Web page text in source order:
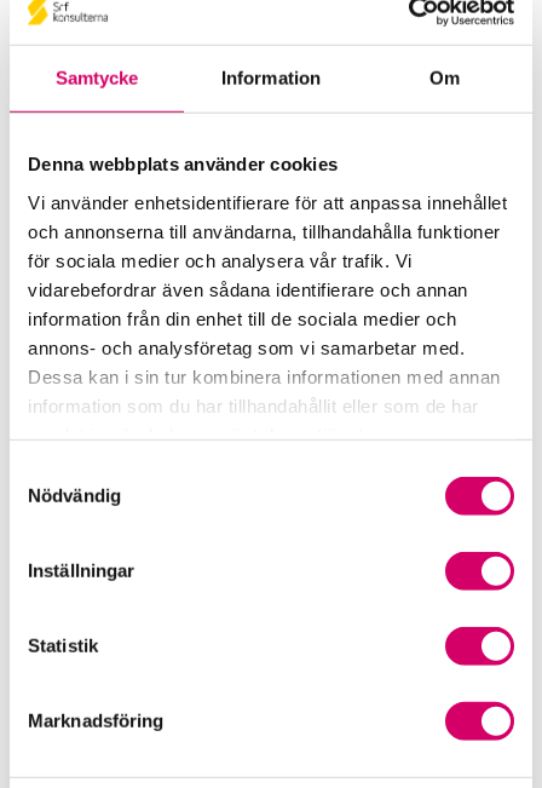
Samtycke Information Om
Denna webbplats använder cookies
Vi använder enhetsidentifierare för att anpassa innehållet
och annonserna till användarna, tillhandahålla funktioner
för sociala medier och analysera vår trafik. Vi
vidarebefordrar även sådana identifierare och annan
information från din enhet till de sociala medier och
annons- och analysföretag som vi samarbetar med.
Dessa kan i sin tur kombinera informationen med annan
information som du har tillhandahållit eller som de har
Nödvändig
Inställningar
Statistik
Marknadsföring
Pressrum
Remisser
Samverkan med myndigheter och organisationer
Srf Fokusrapport 2024 – insikter för hållbart
företagande
Våra nyhetskanaler
Tidningen Konsulten
Öppet brev till Myndigheten för yrkeshögskolan
Framtidsutsikter i lönebranschen